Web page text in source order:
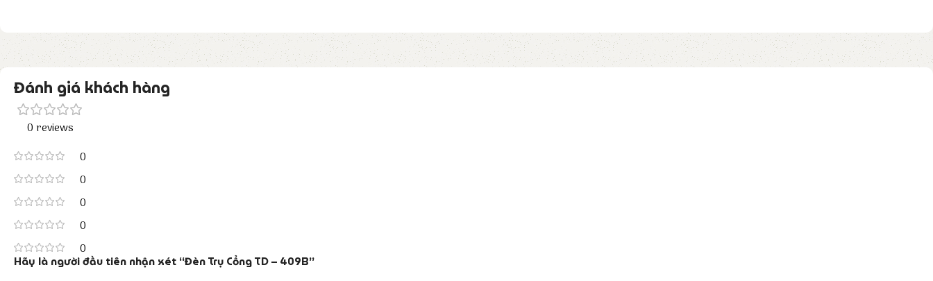
Đánh giá khách hàng
0 reviews
0
0
0
0
0
Hãy là người đầu tiên nhận xét “Đèn Trụ Cổng TD – 409B”